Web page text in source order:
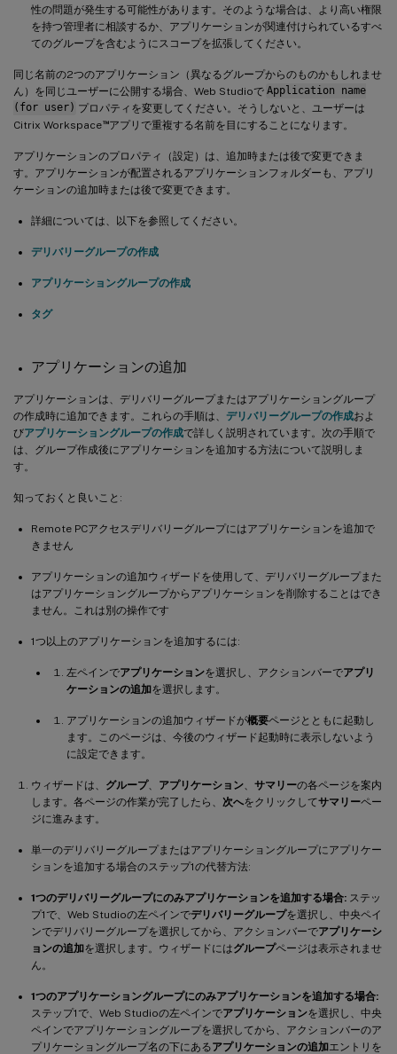
性の問題が発生する可能性があります。そのような場合は、より高い権限
を持つ管理者に相談するか、アプリケーションが関連付けられているすべ
てのグループを含むようにスコープを拡張してください。
同じ名前の2つのアプリケーション（異なるグループからのものかもしれませ
ん）を同じユーザーに公開する場合、Web Studioで Application name
(for user) プロパティを変更してください。そうしないと、ユーザーは
Citrix Workspace™アプリで重複する名前を目にすることになります。
アプリケーションのプロパティ（設定）は、追加時または後で変更できま
す。アプリケーションが配置されるアプリケーションフォルダーも、アプリ
ケーションの追加時または後で変更できます。
詳細については、以下を参照してください。
デリバリーグループの作成
アプリケーショングループの作成
タグ
アプリケーションの追加
アプリケーションは、デリバリーグループまたはアプリケーショングループ
の作成時に追加できます。これらの手順は、 デリバリーグループの作成およ
びアプリケーショングループの作成で詳しく説明されています。次の手順で
は、グループ作成後にアプリケーションを追加する方法について説明しま
す。
知っておくと良いこと:
Remote PCアクセスデリバリーグループにはアプリケーションを追加で
きません
アプリケーションの追加ウィザードを使用して、デリバリーグループまた
はアプリケーショングループからアプリケーションを削除することはでき
ません。これは別の操作です
1つ以上のアプリケーションを追加するには:
左ペインでアプリケーションを選択し、アクションバーでアプリ
ケーションの追加を選択します。
アプリケーションの追加ウィザードが概要ページとともに起動し
ます。このページは、今後のウィザード起動時に表示しないよう
に設定できます。
ウィザードは、 グループ、 アプリケーション サマリーの各ページを案内
します。各ページの作業が完了したら、 次へをクリックしてサマリーペー
ジに進みます。
単一のデリバリーグループまたはアプリケーショングループにアプリケー
ションを追加する場合のステップ1の代替方法:
1つのデリバリーグループにのみアプリケーションを追加する場合: ステッ
プ1で、Web Studioの左ペインでデリバリーグループを選択し、中央ペイ
ンでデリバリーグループを選択してから、アクションバーでアプリケーシ
ョンの追加を選択します。ウィザードにはグループページは表示されませ
ん。
1つのアプリケーショングループにのみアプリケーションを追加する場合:
ステップ1で、Web Studioの左ペインでアプリケーションを選択し、中央
ペインでアプリケーショングループを選択してから、アクションバーのア
プリケーショングループ名の下にあるアプリケーションの追加エントリを